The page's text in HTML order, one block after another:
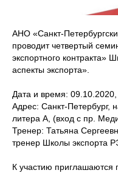
АНО «Санкт-
проводит четвертый
экспортного контракта»
аспекты экспорта».
Дата и время:
Адрес: Санкт-Петербург,
литера А, (вход с пр.
Тренер: Татьяна
тренер Школы экспорта
К участию приглашаются